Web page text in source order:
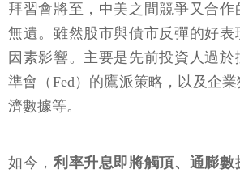
拜習會將至，中美之間競爭又合作
無遺。雖然股市與債市反彈的好表
因素影響。主要是先前投資人過
準會（Fed）的鷹派策略，以及企
濟數據等。
如今， 利率升息即將觸頂、通膨數